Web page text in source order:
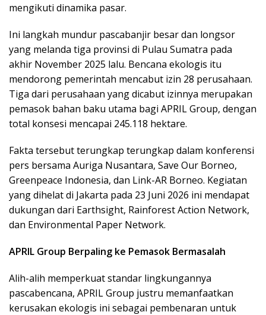
mengikuti dinamika pasar.
Ini langkah mundur pascabanjir besar dan longsor
yang melanda tiga provinsi di Pulau Sumatra pada
akhir November 2025 lalu. Bencana ekologis itu
mendorong pemerintah mencabut izin 28 perusahaan.
Tiga dari perusahaan yang dicabut izinnya merupakan
pemasok bahan baku utama bagi APRIL Group, dengan
total konsesi mencapai 245.118 hektare.
Fakta tersebut terungkap terungkap dalam konferensi
pers bersama Auriga Nusantara, Save Our Borneo,
Greenpeace Indonesia, dan Link-AR Borneo. Kegiatan
yang dihelat di Jakarta pada 23 Juni 2026 ini mendapat
dukungan dari Earthsight, Rainforest Action Network,
dan Environmental Paper Network.
APRIL Group Berpaling ke Pemasok Bermasalah
Alih-alih memperkuat standar lingkungannya
pascabencana, APRIL Group justru memanfaatkan
kerusakan ekologis ini sebagai pembenaran untuk